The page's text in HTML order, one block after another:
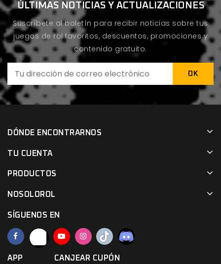
ÚLTIMAS NOTICIAS Y ACTUALIZACIONES
Suscríbete al boletín para recibir noticias sobre tus
juegos de rol favoritos, descuentos, promociones y
contenido gratuito.
DÓNDE ENCONTRARNOS
TU CUENTA
PRODUCTOS
NOSOLOROL
SÍGUENOS EN
APP CANJEAR CUPÓN